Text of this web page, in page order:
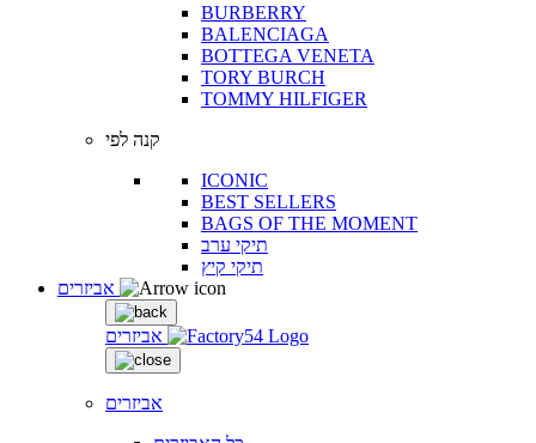
BURBERRY
BALENCIAGA
BOTTEGA VENETA
TORY BURCH
TOMMY HILFIGER
קנה לפי
ICONIC
BEST SELLERS
BAGS OF THE MOMENT
תיקי ערב
תיקי קיץ
אביזרים
אביזרים